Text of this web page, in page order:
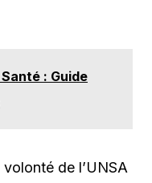
: Guide
de l’UNSA